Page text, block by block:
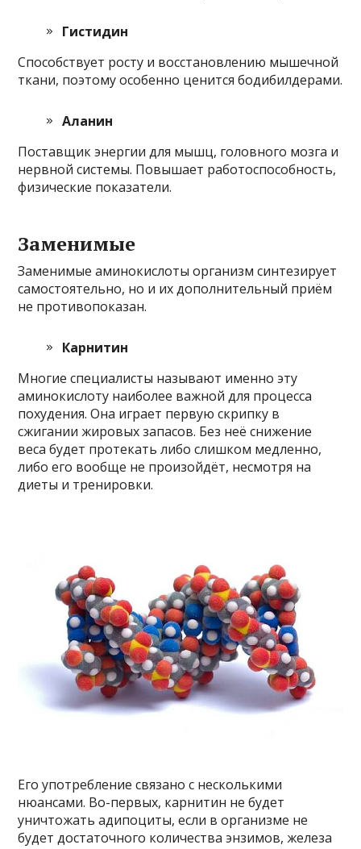
Гистидин
Способствует росту и восстановлению мышечной
ткани, поэтому особенно ценится бодибилдерами.
Аланин
Поставщик энергии для мышц, головного мозга и
нервной системы. Повышает работоспособность,
физические показатели.
Заменимые
Заменимые аминокислоты организм синтезирует
самостоятельно, но и их дополнительный приём
не противопоказан.
Карнитин
Многие специалисты называют именно эту
аминокислоту наиболее важной для процесса
похудения. Она играет первую скрипку в
сжигании жировых запасов. Без неё снижение
веса будет протекать либо слишком медленно,
либо его вообще не произойдёт, несмотря на
диеты и тренировки.
Его употребление связано с несколькими
нюансами. Во-первых, карнитин не будет
уничтожать адипоциты, если в организме не
будет достаточного количества энзимов, железа